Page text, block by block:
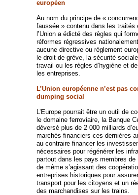
européen
Au nom du principe de «
faussée » contenu dans les traités
l’Union a édicté des règles qui
réformes régressives
aucune directive ou règlement
le droit de grève, la sécurité
travail ou les règles d’hygiène et
les entreprises.
L’Union européenne n’est pas
dumping social
L’Europe pourrait être un outil de
le domaine ferroviaire, la Banque
déversé plus de 2 000 milliards
marchés financiers ces dernières
au contraire financer les
nécessaires pour régénérer les
partout dans les pays membres de
de même s’agissant des
entreprises historiques pour
transport pour les citoyens et un
des marchandises sur les trains.